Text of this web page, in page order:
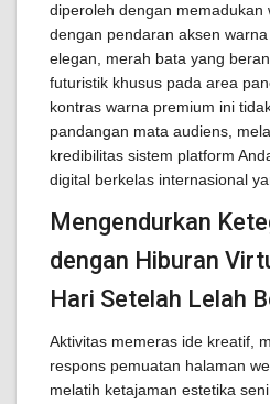
diperoleh dengan memadukan
dengan pendaran aksen
elegan, merah bata yang
futuristik khusus pada area
kontras warna premium ini
pandangan mata audiens,
kredibilitas sistem platform
digital berkelas internasional
Mengendurkan
dengan Hiburan
Hari Setelah Lelah
Aktivitas memeras ide kreatif,
respons pemuatan halaman
melatih ketajaman estetika